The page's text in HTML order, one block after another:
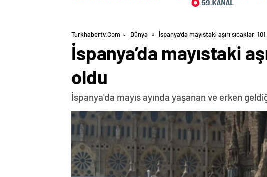
Turkhabertv.com Dünya İspanya’da mayıstaki aşırı sıcaklar,
İspanya’da mayıstaki
oldu
İspanya'da mayıs ayında yaşanan ve erken